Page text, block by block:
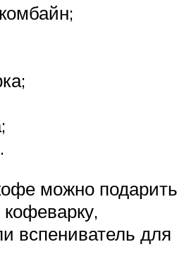
можно подарить
вспениватель для